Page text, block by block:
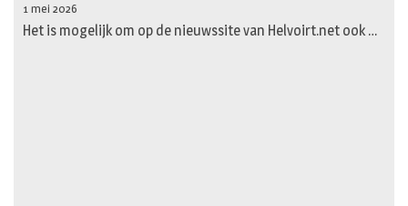
1 mei 2026
Het is mogelijk om op de nieuwssite van Helvoirt.net ook …